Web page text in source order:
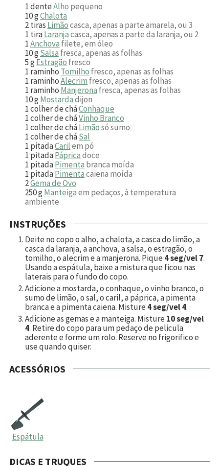
1denteAlho pequeno
10gChalota
2tiras Limãocasca, apenas a parte amarela, ou 3
1 tiraLaranjacasca, apenas a parte da laranja, ou 2
1Anchova filete, em óleo
10gSalsa fresca, apenas as folhas
5gEstragão fresco
1 raminho Tomilho fresco, apenas as folhas
1 raminhoAlecrim fresco, apenas as folhas
1 raminho Manjerona fresca, apenas as folhas
10gMostardadijon
1colher de cháConhaque
1colher de cháVinho Branco
1colher de cháLimãosó sumo
1colher de cháSal
1 pitadaCarilem pó
1 pitadaPápricadoce
1 pitadaPimenta branca moída
1 pitadaPimentacaiena moída
2Gema de Ovo
250gManteigaem pedaços, à temperatura
ambiente
INSTRUÇÕES
Deite no copo o alho, a chalota, a casca do limão, a
casca da laranja, a anchova, a salsa, o estragão, o
tomilho, o alecrim e a manjerona. Pique4 seg/vel 7.
Usando a espátula, baixe a mistura que ficou nas
laterais para o fundo do copo.
Adicione a mostarda, o conhaque, o vinho branco, o
sumo de limão, o sal, o caril, a páprica, a pimenta
branca e a pimenta caiena. Misture4 seg/vel 4.
Adicione as gemas e a manteiga. Misture10 seg/vel
4. Retire do copo para um pedaço de pelicula
aderente e forme um rolo. Reserve no frigorifico e
use quando quiser.
ACESSÓRIOS
Espátula
DICAS E TRUQUES